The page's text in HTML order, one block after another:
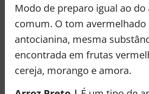
Modo de preparo igual ao do
comum. O tom avermelhado
antocianina, mesma
encontrada em frutas
cereja, morango e amora.